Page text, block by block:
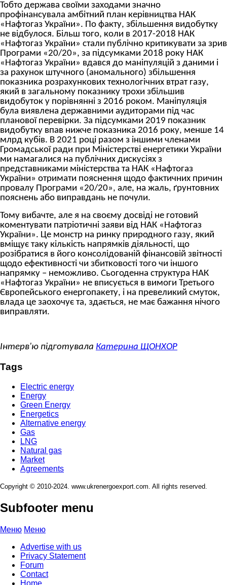
Тобто держава своїми заходами значно
профінансувала амбітний план керівництва НАК
«Нафтогаз України». По факту, збільшення видобутку
не відбулося. Більш того, коли в 2017-2018 НАК
«Нафтогаз України» стали публічно критикувати за зрив
Програми «20/20», за підсумками 2018 року НАК
«Нафтогаз України» вдався до маніпуляцій з даними і
за рахунок штучного (аномального) збільшення
показника розрахункових технологічних втрат газу,
який в загальному показнику трохи збільшив
видобуток у порівнянні з 2016 роком. Маніпуляція
була виявлена державними аудиторами під час
планової перевірки. За підсумками 2019 показник
видобутку впав нижче показника 2016 року, менше 14
млрд кубів. В 2021 році разом з іншими членами
Громадської ради при Міністерстві енергетики України
ми намагалися на публічних дискусіях з
представниками міністерства та НАК «Нафтогаз
України» отримати пояснення щодо фактичних причин
провалу Програми «20/20», але, на жаль, ґрунтовних
пояснень або виправдань не почули.
Тому вибачте, але я на своєму досвіді не готовий
коментувати патріотичні заяви від НАК «Нафтогаз
України». Це монстр на ринку природного газу, який
вміщує таку кількість напрямків діяльності, що
розібратися в його консолідованій фінансовій звітності
щодо ефективності чи збитковості того чи іншого
напрямку – неможливо. Сьогоденна структура НАК
«Нафтогаз України» не вписується в вимоги Третього
Європейського енергопакету, і на превеликий смуток,
влада це заохочує та, здається, не має бажання нічого
виправляти.
Інтерв'ю підготувала Катерина ЩОНХОР
Tags
Electric energy
Energy
Green Energy
Energetics
Alternative energy
Gas
LNG
Natural gas
Market
Agreements
Copyright © 2010-2024. www.ukrenergoexport.com. All rights reserved.
Subfooter menu
Меню Меню
Advertise with us
Privacy Statement
Forum
Contact
Home